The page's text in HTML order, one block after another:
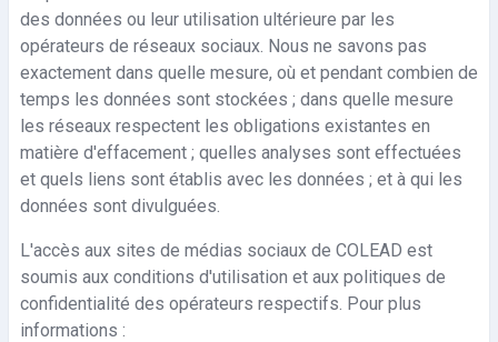
des données ou leur utilisation ultérieure par les
opérateurs de réseaux sociaux. Nous ne savons pas
exactement dans quelle mesure, où et pendant combien de
temps les données sont stockées ; dans quelle mesure
les réseaux respectent les obligations existantes en
matière d'effacement ; quelles analyses sont effectuées
et quels liens sont établis avec les données ; et à qui les
données sont divulguées.
L'accès aux sites de médias sociaux de COLEAD est
soumis aux conditions d'utilisation et aux politiques de
confidentialité des opérateurs respectifs. Pour plus
informations :